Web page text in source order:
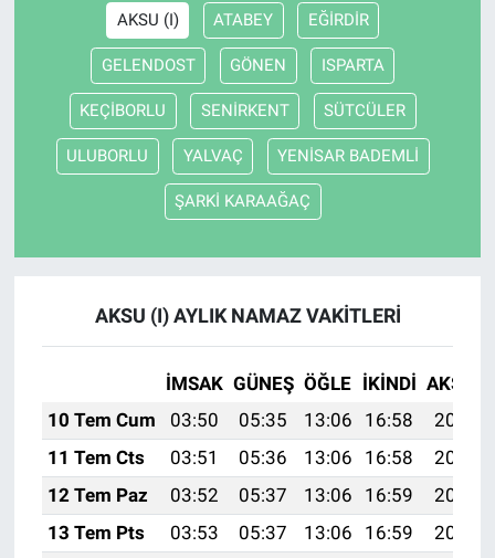
AKSU (I) ATABEY EĞİRDİR
GELENDOST GÖNEN ISPARTA
KEÇİBORLU SENİRKENT SÜTCÜLER
ULUBORLU YALVAÇ YENİSAR BADEMLİ
ŞARKİ KARAAĞAÇ
AKSU (I) AYLIK NAMAZ VAKITLERI
İMSAK GÜNEŞ ÖĞLE İKINDI AKŞAM
10 Tem Cum
03:50 05:35 13:06 16:58
20:27
11 Tem Cts
03:51 05:36 13:06 16:58
20:27
12 Tem Paz
03:52 05:37 13:06 16:59
20:26
13 Tem Pts
03:53 05:37 13:06 16:59
20:26